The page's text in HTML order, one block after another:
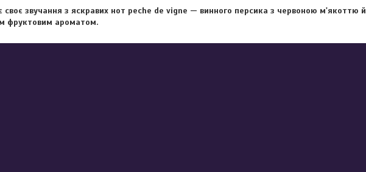
своє звучання з яскравих нот peche de vigne — винного персика з червоною м'якоттю й
фруктовим ароматом.